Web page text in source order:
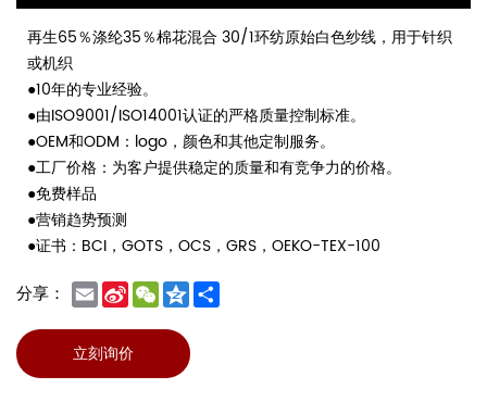
再生65％涤纶35％棉花混合 30/1环纺原始白色纱线，用于针织
或机织
●10年的专业经验。
●由ISO9001/ISO14001认证的严格质量控制标准。
●OEM和ODM：logo，颜色和其他定制服务。
●工厂价格：为客户提供稳定的质量和有竞争力的价格。
●免费样品
●营销趋势预测
●证书：BCI，GOTS，OCS，GRS，OEKO-TEX-100
分享： EmailSina
Weibo
WeChat
Qzone
立刻询价